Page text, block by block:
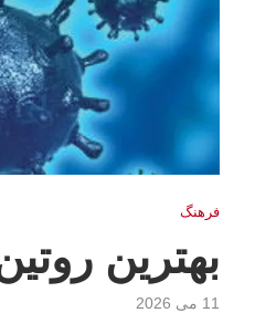
فرهنگ
بهترین
11 می 2026